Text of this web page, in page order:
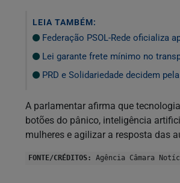
LEIA TAMBÉM:
Federação PSOL-Rede oficializa
Lei garante frete mínimo no
PRD e Solidariedade decidem
A parlamentar afirma que
botões do pânico, inteligência
mulheres e agilizar a resposta das
FONTE/CRÉDITOS: Agência Câmara